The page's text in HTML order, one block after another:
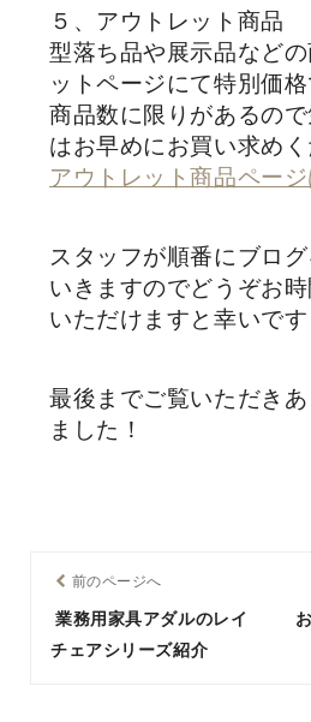
５、アウトレット商品
型落ち品や展示品など
ットページにて特別価格
商品数に限りがあるの
はお早めにお買い求めく
アウトレット商品ページ
スタッフが順番にブロ
いきますのでどうぞお
いただけますと幸いです
最後までご覧いただき
ました！
前のページへ
業務用家具アダルのレイ
チェアシリーズ紹介